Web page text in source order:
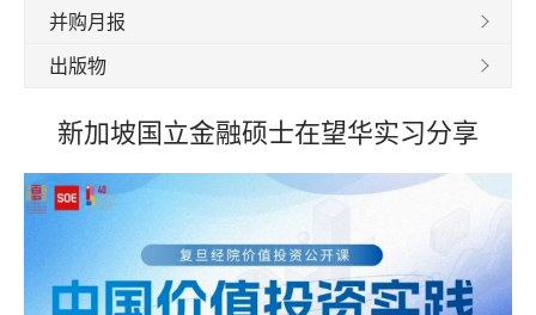
并购月报
出版物
新加坡国立金融硕士在望华实习分享